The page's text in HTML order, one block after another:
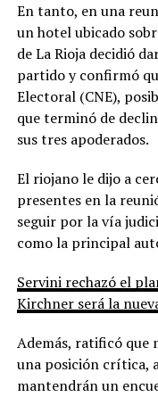
En tanto, en una
un hotel ubicado
de La Rioja decidió
partido y confirmó
Electoral (CNE),
que terminó de
sus tres apoderados.
El riojano le dijo a
presentes en la
seguir por la vía
como la principal
Servini rechazó el
Kirchner será la
Además, ratificó
una posición crítica,
mantendrán un